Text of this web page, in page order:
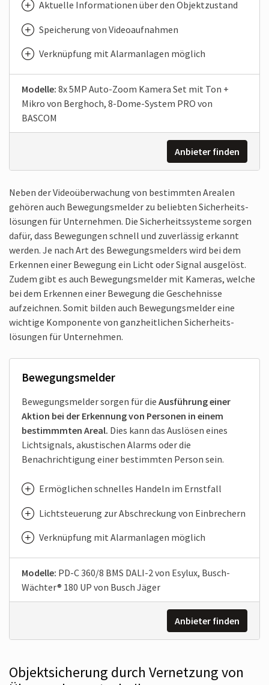
Aktuelle Informationen über den Objekt­zustand
Speicherung von Video­auf­nahmen
Verknüpfung mit Alarm­anlagen möglich
Modelle: 8x 5MP Auto-Zoom Kamera Set mit Ton +
Mikro von Berghoch, 8-Dome-System PRO von
BASCOM
Anbieter finden
Neben der Video­überwachung von bestimmten Arealen
gehören auch Bewegungs­melder zu beliebten Sicherheits­
lösungen für Unternehmen. Die Sicherheitssysteme sorgen
dafür, dass Bewegungen schnell und zuverlässig erkannt
werden. Je nach Art des Bewegungs­melders wird bei dem
Erkennen einer Bewegung ein Licht oder Signal ausgelöst.
Zudem gibt es auch Bewegungs­melder mit Kameras, welche
bei dem Erkennen einer Bewegung die Geschehnisse
aufzeichnen. Somit bilden auch Bewegungs­melder eine
wichtige Komponente von ganz­heitlichen Sicherheits­
lösungen für Unternehmen.
Bewegungs­melder
Bewegungsmelder sorgen für die Ausführung einer
Aktion bei der Erkennung von Personen in einem
bestimmmten Areal. Dies kann das Auslösen eines
Licht­signals, akustischen Alarms oder die
Benachrichtigung einer bestimmten Person sein.
Ermöglichen schnelles Handeln im Ernstfall
Licht­steuerung zur Abschreckung von Einbrechern
Verknüpfung mit Alarmanlagen möglich
Modelle: PD-C 360/8 BMS DALI-2 von Esylux, Busch-
Wächter® 180 UP von Busch Jäger
Anbieter finden
Objektsicherung durch Vernetzung von